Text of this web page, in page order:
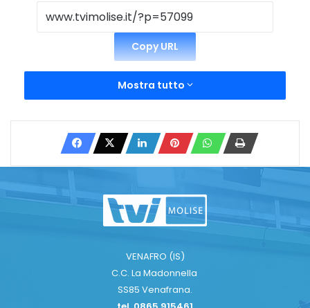
Copy URL
Mostra tutto
VENAFRO (IS)
C.C. La Madonnella
SS85 Venafrana.